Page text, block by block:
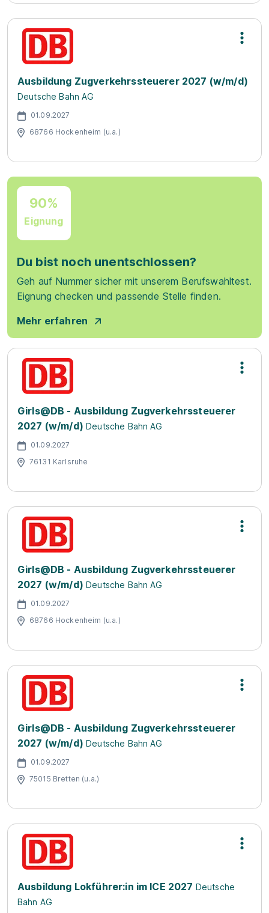
Ausbildung Zugverkehrssteuerer 2027 (w/m/d)
Deutsche Bahn AG
01.09.2027
68766 Hockenheim (u.a.)
90%
Eignung
Du bist noch unentschlossen?
Geh auf Nummer sicher mit unserem Berufswahltest.
Eignung checken und passende Stelle finden.
Mehr erfahren
Girls@DB - Ausbildung Zugverkehrssteuerer
2027 (w/m/d) Deutsche Bahn AG
01.09.2027
76131 Karlsruhe
Girls@DB - Ausbildung Zugverkehrssteuerer
2027 (w/m/d) Deutsche Bahn AG
01.09.2027
68766 Hockenheim (u.a.)
Girls@DB - Ausbildung Zugverkehrssteuerer
2027 (w/m/d) Deutsche Bahn AG
01.09.2027
75015 Bretten (u.a.)
Ausbildung Lokführer:in im ICE 2027 Deutsche
Bahn AG